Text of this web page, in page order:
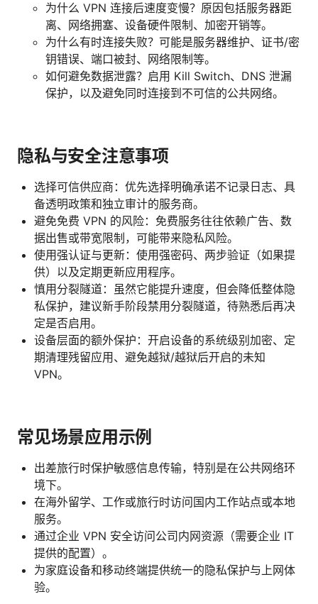
为什么 VPN 连接后速度变慢？原因包括服务器距
离、网络拥塞、设备硬件限制、加密开销等。
为什么有时连接失败？可能是服务器维护、证书/密
钥错误、端口被封、网络限制等。
如何避免数据泄露？启用 Kill Switch、DNS 泄漏
保护，以及避免同时连接到不可信的公共网络。
隐私与安全注意事项
选择可信供应商：优先选择明确承诺不记录日志、具
备透明政策和独立审计的服务商。
避免免费 VPN 的风险：免费服务往往依赖广告、数
据出售或带宽限制，可能带来隐私风险。
使用强认证与更新：使用强密码、两步验证（如果提
供）以及定期更新应用程序。
慎用分裂隧道：虽然它能提升速度，但会降低整体隐
私保护，建议新手阶段禁用分裂隧道，待熟悉后再决
定是否启用。
设备层面的额外保护：开启设备的系统级别加密、定
期清理残留应用、避免越狱/越狱后开启的未知
VPN。
常见场景应用示例
出差旅行时保护敏感信息传输，特别是在公共网络环
境下。
在海外留学、工作或旅行时访问国内工作站点或本地
服务。
通过企业 VPN 安全访问公司内网资源（需要企业 IT
提供的配置）。
为家庭设备和移动终端提供统一的隐私保护与上网体
验。